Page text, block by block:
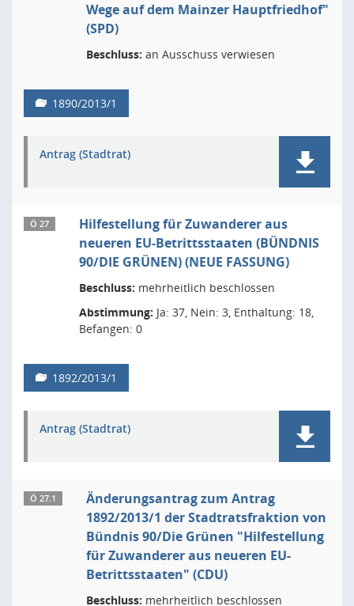
Wege auf dem Mainzer Hauptfriedhof"
(SPD)
Beschluss: an Ausschuss verwiesen
1890/2013/1
Antrag (Stadtrat)
Ö 27
Hilfestellung für Zuwanderer aus
neueren EU-Betrittsstaaten (BÜNDNIS
90/DIE GRÜNEN) (NEUE FASSUNG)
Beschluss: mehrheitlich beschlossen
Abstimmung: Ja: 37, Nein: 3, Enthaltung: 18,
Befangen: 0
1892/2013/1
Antrag (Stadtrat)
Ö 27.1
Änderungsantrag zum Antrag
1892/2013/1 der Stadtratsfraktion von
Bündnis 90/Die Grünen "Hilfestellung
für Zuwanderer aus neueren EU-
Betrittsstaaten" (CDU)
Beschluss: mehrheitlich beschlossen